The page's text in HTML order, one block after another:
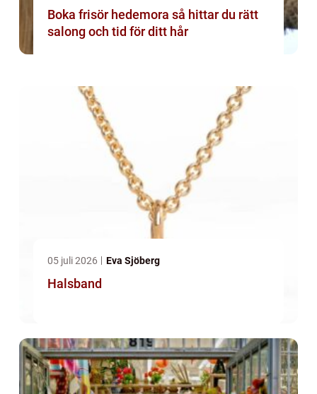
Boka frisör hedemora så hittar du rätt
salong och tid för ditt hår
05 juli 2026 Eva Sjöberg
Halsband